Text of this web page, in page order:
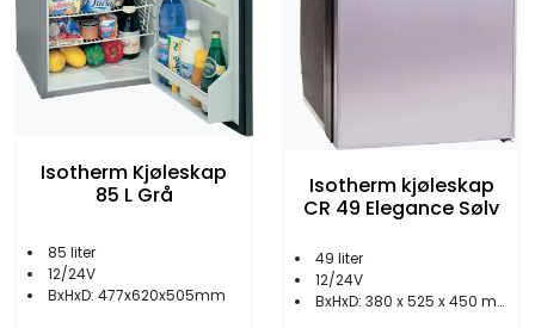
Isotherm Kjøleskap
85 L Grå
85 liter
12/24V
BxHxD: 477x620x505mm
Isotherm kjøleskap
CR 49 Elegance Sølv
49 liter
12/24V
BxHxD: 380 x 525 x 450 mm